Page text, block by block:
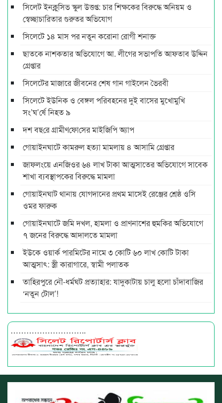
সিলেট ইনক্লুসিভ স্কুল উত্তপ্ত: চার শিক্ষকের বিরুদ্ধে অনিয়ম ও
স্বেচ্ছাচারিতার গুরুতর অভিযোগ
সিলেটে ১৪ মাস পর নতুন করোনা রোগী শনাক্ত
ছাতকে নাশকতার অভিযোগে আ. লীগের সভাপ‌তি আফতাব উদ্দিন
গ্রেপ্তার
সিলেটের মাজারে জীবনের শেষ গান গাইলেন ভৈরবী
সিলেটে ইউনিক ও বেঙ্গল পরিবহনের দুই বাসের মুখোমুখি
সং’ঘ’র্ষে নিহত ৯
দশ বছ‌রে গ্রামীণ‌ফো‌সের মাইজিপি অ্যাপ
গোয়াইনঘাটে কামরুল হত্যা মামলায় ৪ আসামি গ্রেপ্তার
জাফলংয়ে এনজিওর ৬৪ লাখ টাকা আত্মসাতের অভিযোগে সাবেক
শাখা ব্যবস্থাপকের বিরুদ্ধে মামলা
গোয়াইনঘাট থানায় যোগদানের প্রথম মাসেই রেঞ্জের শ্রেষ্ঠ ওসি
ওমর ফারুক
গোয়াইনঘাটে জমি দখল, হামলা ও প্রাণনাশের হুমকির অভিযোগে
৭ জনের বিরুদ্ধে আদালতে মামলা
ইউকে ওয়ার্ক পারমিটের নামে ৩ কোটি ৬০ লাখ কোটি টাকা
আত্মসাৎ: স্ত্রী কারাগারে, স্বামী পলাতক
তাহিরপুরে নৌ-ধর্মঘট প্রত্যাহার: যাদুকাটায় চালু হলো চাঁদাবাজির
‘নতুন টোল’!
………………………..